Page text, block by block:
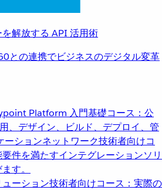
解放する API 活用術
との連携でビジネスのデジタル変革
Platform 入門基礎コース：公
、デザイン、ビルド、デプロイ、管
ーションネットワーク技術者向けコ
件を満たすインテグレーションソリ
す。
ーション技術者向けコース：実際の